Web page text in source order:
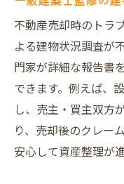
小林西エリア
不動産売却
功へ
信頼でき
却
だんらん
法
不動産売却時のトラ
よる建物状況調査が
門家が詳細な報告書
できます。例えば、
し、売主・買主双方
り、売却後のクレー
安心して資産整理が